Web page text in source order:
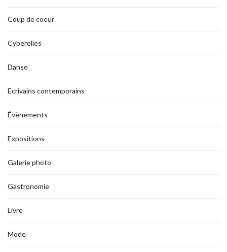
Coup de coeur
Cyberelles
Danse
Ecrivains contemporains
Évènements
Expositions
Galerie photo
Gastronomie
Livre
Mode